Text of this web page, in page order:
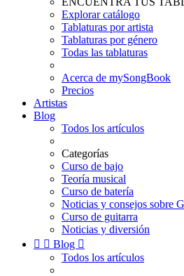
Explorar catálogo
Tablaturas por artista
Tablaturas por género
Todas las tablaturas
Acerca de mySongBook
Precios
Artistas
Blog
Todos los artículos
Categorías
Curso de bajo
Teoría musical
Curso de batería
Noticias y consejos sobre
Curso de guitarra
Noticias y diversión
  Blog 
Todos los artículos